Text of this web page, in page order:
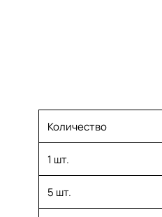
Количество
1 шт.
5 шт.